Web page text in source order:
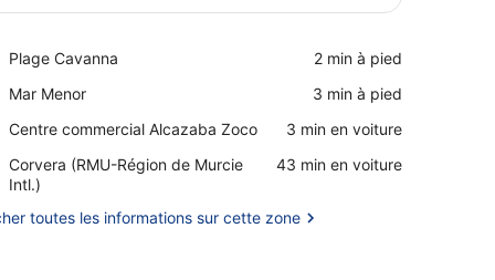
Plage Cavanna
Place,
Cavanna
‪2 min à pied‬
Mar Menor
Place,
Menor
‪3 min à pied‬
Centre commercial Alcazaba Zoco
Place,
commercial
Alcazaba
‪3 min en voiture‬
Corvera (RMU-Région de Murcie
Intl.)
Airport,
Corvera
Région
‪43 min en voiture‬
toutes les informations sur cette zone